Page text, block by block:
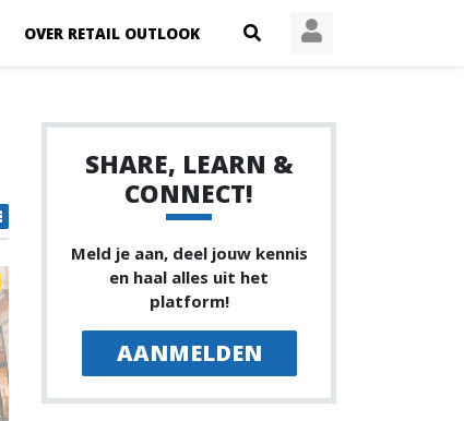
OVER RETAIL OUTLOOK
SHARE, LEARN &
CONNECT!
Meld je aan, deel jouw kennis
en haal alles uit het
platform!
AANMELDEN